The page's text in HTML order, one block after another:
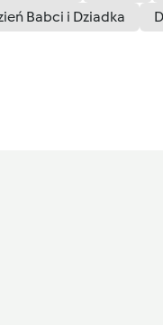
Babci i Dziadka